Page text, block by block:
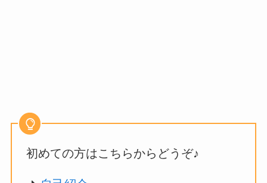
初めての方はこちらからどうぞ♪